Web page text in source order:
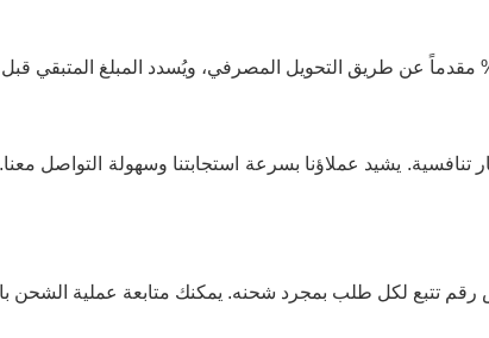
يشيد عملاؤنا بسرعة استجابتنا وسهولة التواصل